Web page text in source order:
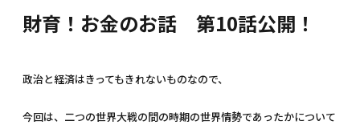
財育！お金のお話 第10話公開！
政治と経済はきってもきれないものなので、
今回は、二つの世界大戦の間の時期の世界情勢であったかについて